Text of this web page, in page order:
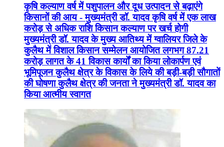
कृषि कल्याण वर्ष में पशुपालन और दूध उत्पादन से बढ़ाएंगे
किसानों की आय - मुख्यमंत्री डॉ. यादव कृषि वर्ष में एक लाख
करोड़ से अधिक राशि किसान कल्याण पर खर्च होगी
मुख्यमंत्री डॉ. यादव के मुख्य आतिथ्य में ग्वालियर जिले के
कुलैथ में विशाल किसान सम्मेलन आयोजित लगभग 87.21
करोड़ लागत के 41 विकास कार्यों का किया लोकार्पण एवं
भूमिपूजन कुलैथ क्षेत्र के विकास के लिये की बड़ी-बड़ी सौगातों
की घोषणा कुलैथ क्षेत्र की जनता ने मुख्यमंत्री डॉ. यादव का
किया आत्मीय स्वागत